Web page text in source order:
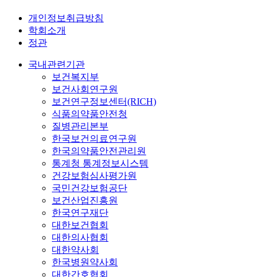
개인정보취급방침
학회소개
정관
국내관련기관
보건복지부
보건사회연구원
보건연구정보센터(RICH)
식품의약품안전청
질병관리본부
한국보건의료연구원
한국의약품안전관리원
통계청 통계정보시스템
건강보험심사평가원
국민건강보험공단
보건산업진흥원
한국연구재단
대한보건협회
대한의사협회
대한약사회
한국병원약사회
대한간호협회